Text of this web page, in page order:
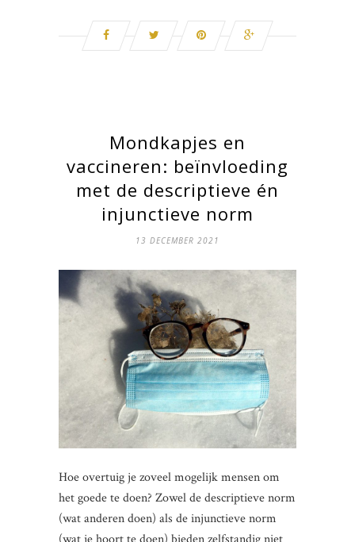
Mondkapjes en
vaccineren: beïnvloeding
met de descriptieve én
injunctieve norm
13 DECEMBER 2021
Hoe overtuig je zoveel mogelijk mensen om
het goede te doen? Zowel de descriptieve norm
(wat anderen doen) als de injunctieve norm